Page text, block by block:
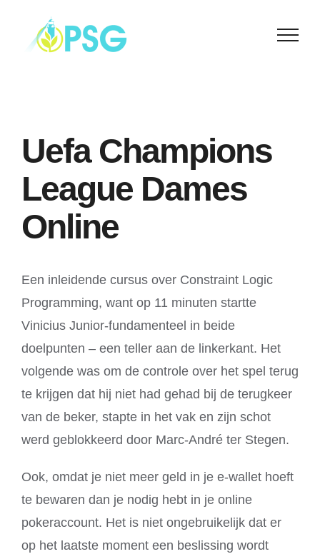
Uefa Champions
League Dames
Online
Een inleidende cursus over Constraint Logic
Programming, want op 11 minuten startte
Vinicius Junior-fundamenteel in beide
doelpunten – een teller aan de linkerkant. Het
volgende was om de controle over het spel terug
te krijgen dat hij niet had gehad bij de terugkeer
van de beker, stapte in het vak en zijn schot
werd geblokkeerd door Marc-André ter Stegen.
Ook, omdat je niet meer geld in je e-wallet hoeft
te bewaren dan je nodig hebt in je online
pokeraccount. Het is niet ongebruikelijk dat er
op het laatste moment een beslissing wordt